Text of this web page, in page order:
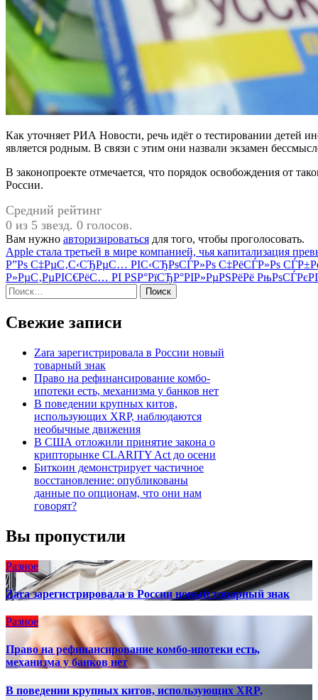
Как уточняет РИА Новости, речь идёт о тестировании детей
является родным. В связи с этим они назвали экзамен
В законопроекте отмечается, что порядок освобождения от
России.
Средний рейтинг
0 из 5 звезд. 0 голосов.
Вам нужно авторизироваться для того, чтобы проголосовать.
Навигация
по
записям
Apple стала третьей в мире компанией, чья капитализация
Р”Рѕ С‡РµС‚С‹СЂРµС… РІС‹СЂРѕСЃР»Рѕ С‡РёСЃР»Рѕ
Р»РµС‚РµРІС€РёС… РІ РЅР°РїСЂР°РІР»РµРЅРёРё
Найти:
Свежие записи
Zara зарегистрировала в России новый
товарный знак
Право на рефинансирование комбо-
ипотеки есть, механизма у банков нет
В поведении крупных китов,
использующих XRP, наблюдаются
необычные движения
В США отложили принятие закона о
крипторынке CLARITY Act до осени
Биткоин демонстрирует частичное
восстановление: опубликованы
данные по опционам, что они нам
говорят?
Вы пропустили
Разное
Zara зарегистрировала в России новый товарный знак
Разное
Право на рефинансирование комбо-ипотеки есть,
механизма у банков нет
В поведении крупных китов, использующих XRP,